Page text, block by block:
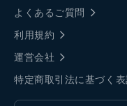
よくあるご質問
利用規約
運営会社
特定商取引法に基づく